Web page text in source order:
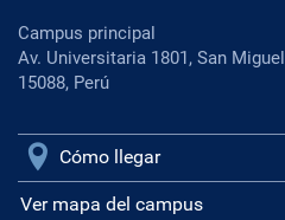
Campus principal
Av. Universitaria 1801, San Miguel
15088, Perú
Cómo llegar
Ver mapa del campus